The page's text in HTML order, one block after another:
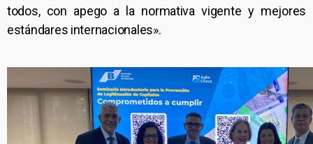
todos, con apego a la normativa vigente y mejores
estándares internacionales».